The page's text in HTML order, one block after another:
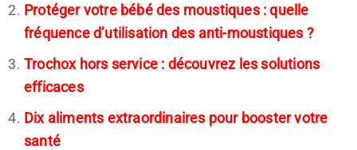
Protéger votre bébé des moustiques : quelle
fréquence d’utilisation des anti-moustiques ?
Trochox hors service : découvrez les solutions
efficaces
Dix aliments extraordinaires pour booster votre
santé